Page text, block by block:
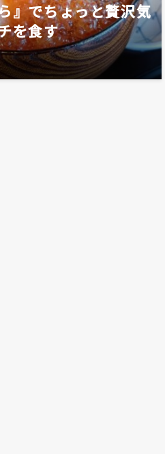
』でちょっと贅沢気
を食す